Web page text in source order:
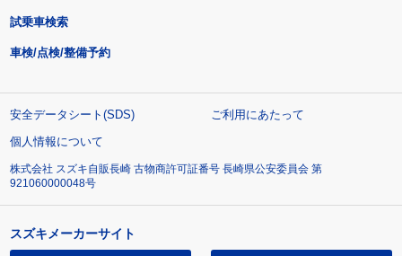
試乗車検索
車検/点検/整備予約
安全データシート(SDS)
ご利用にあたって
個人情報について
株式会社 スズキ自販長崎 古物商許可証番号 長崎県公安委員会 第
921060000048号
スズキメーカーサイト